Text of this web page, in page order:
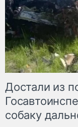
Достали из
собаку